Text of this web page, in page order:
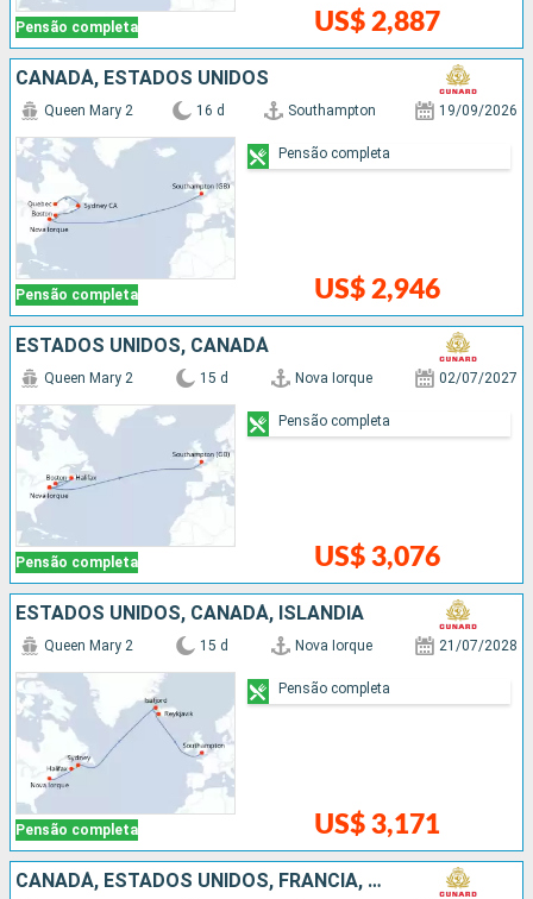
Pensão completa US$ 2,887
CANADÁ, ESTADOS UNIDOS
Pensão completa
Queen Mary 2 16 d Southampton 19/09/2026
US$ 2,946
Pensão completa
ESTADOS UNIDOS, CANADÁ
Pensão completa
Queen Mary 2 15 d Nova Iorque 02/07/2027
US$ 3,076
Pensão completa
ESTADOS UNIDOS, CANADÁ, ISLÂNDIA
Pensão completa
Queen Mary 2 15 d Nova Iorque 21/07/2028
US$ 3,171
Pensão completa
CANADÁ, ESTADOS UNIDOS, FRANCIA, ALEMANHA